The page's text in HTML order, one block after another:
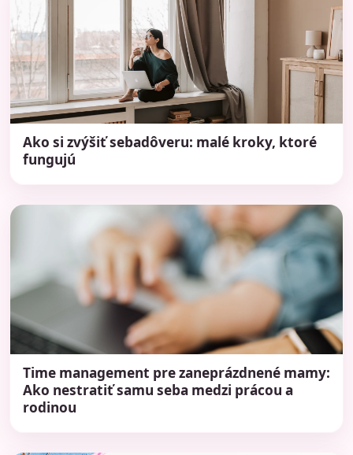
Ako si zvýšiť sebadôveru: malé kroky, ktoré
fungujú
Time management pre zaneprázdnené mamy:
Ako nestratiť samu seba medzi prácou a
rodinou